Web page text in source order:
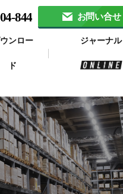
ンロー
ド
ジャーナル
844 お問い合せ